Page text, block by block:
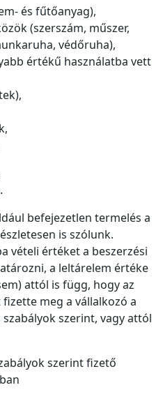
és fűtőanyag),
(szerszám, műszer,
védőruha),
értékű használatba vett
befejezetlen termelés a
is szólunk.
vételi értéket a beszerzési
a leltárelem értéke
attól is függ, hogy az
meg a vállalkozó a
szerint, vagy attól
szerint fizető